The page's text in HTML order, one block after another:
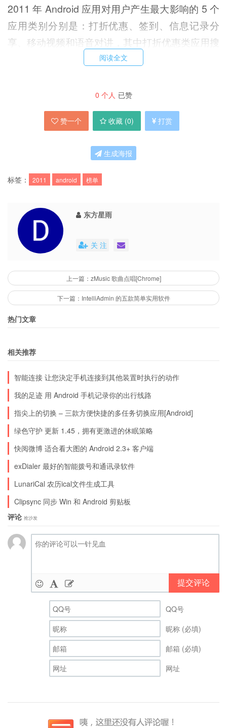
2011 年 Android 应用对用户产生最大影响的 5 个
应用类别分别是：打折优惠、签到、信息记录分
享、移动视频和语音对讲，其中打折优惠类应用搜
索次数近 6000 万次。
在这一年产生的打折优惠劵应用就有 199 个，加
上老牌应用，最受应用欢迎的前三应用分别是：大
No. 2 签到
分别是：街旁、切客和微领地。
No. 3 信息记录分享
签到类应用共 76 个，最受应用欢迎的前三应用分
别是：微博、人人网和网易新闻。
No. 4 移动视频
签到类应用共 92 个，最受应用欢迎的前三应用分
No. 5 语音对讲
签到类应用共 54 个，最受应用欢迎的前三应用分
别是：微信、米聊和 YY 语音。
更多榜单详见：http://www.wandoujia.com/2011/
阅读全文
0 个人 已赞
赞一个 收藏 (0) 打赏
生成海报
标签： 2011 android 榜单
东方星雨
关 注
上一篇：zMusic 歌曲点唱[Chrome]
下一篇：IntelliAdmin 的五款简单实用软件
热门文章
相关推荐
智能连接 让您決定手机连接到其他装置时执行的动作
我的足迹 用 Android 手机记录你的出行线路
指尖上的切换 – 三款方便快捷的多任务切换应用[Android]
绿色守护 更新 1.45，拥有更激进的休眠策略
快阅微博 适合看大图的 Android 2.3+ 客户端
exDialer 最好的智能拨号和通讯录软件
LunariCal 农历ical文件生成工具
Clipsync 同步 Win 和 Android 剪贴板
评论 抢沙发
提交评论
QQ号
昵称 (必填)
邮箱 (必填)
网址